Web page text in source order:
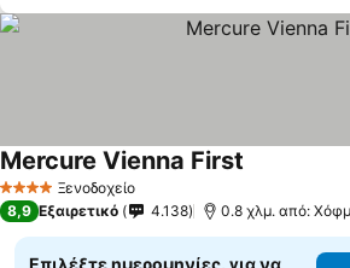
4 ΑστέριαΞενοδοχείο
Mercure Vienna First
8,9 Εξαιρετικό 4.138 0.8 χλμ. από:
Επιλέξτε ημερομηνίες, για να